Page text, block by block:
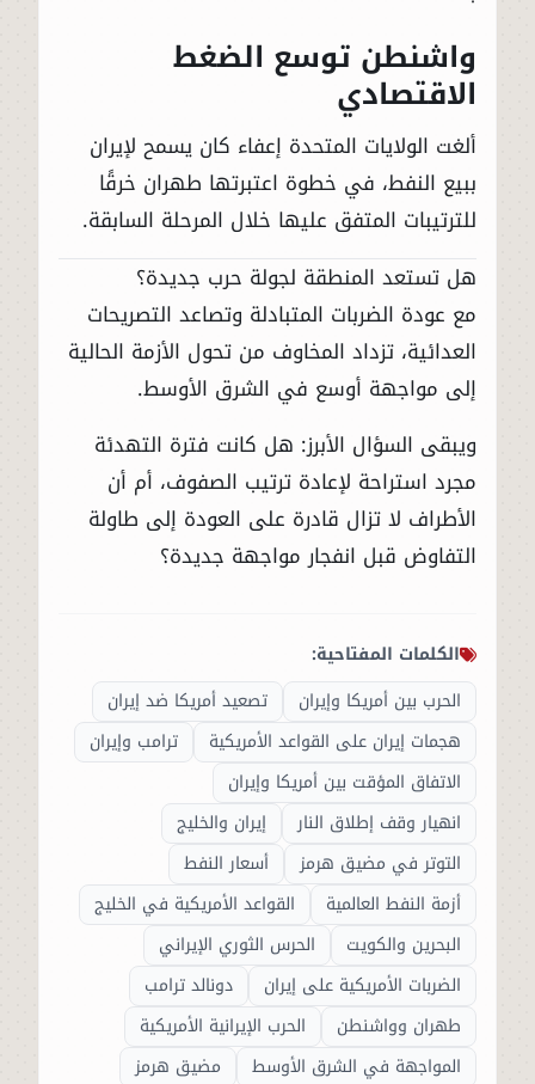
واشنطن توسع الضغط
الاقتصادي
ألغت الولايات المتحدة إعفاء كان يسمح لإيران
ببيع النفط، في خطوة اعتبرتها طهران خرقًا
للترتيبات المتفق عليها خلال المرحلة السابقة.
هل تستعد المنطقة لجولة حرب جديدة؟
مع عودة الضربات المتبادلة وتصاعد التصريحات
العدائية، تزداد المخاوف من تحول الأزمة الحالية
إلى مواجهة أوسع في الشرق الأوسط.
ويبقى السؤال الأبرز: هل كانت فترة التهدئة
مجرد استراحة لإعادة ترتيب الصفوف، أم أن
الأطراف لا تزال قادرة على العودة إلى طاولة
التفاوض قبل انفجار مواجهة جديدة؟
الكلمات المفتاحية:
الحرب بين أمريكا وإيران
تصعيد أمريكا ضد إيران
هجمات إيران على القواعد الأمريكية
ترامب وإيران
الاتفاق المؤقت بين أمريكا وإيران
انهيار وقف إطلاق النار
إيران والخليج
التوتر في مضيق هرمز
أسعار النفط
أزمة النفط العالمية
القواعد الأمريكية في الخليج
البحرين والكويت
الحرس الثوري الإيراني
الضربات الأمريكية على إيران
دونالد ترامب
طهران وواشنطن
الحرب الإيرانية الأمريكية
المواجهة في الشرق الأوسط
مضيق هرمز